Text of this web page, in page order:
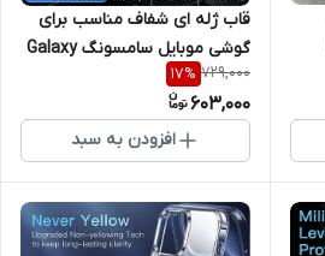
قاب ژله ای شفاف مناسب برای
گوشی موبایل سامسونگ Galaxy
M33 5G
729,000
17%
603,000
افزودن به سبد